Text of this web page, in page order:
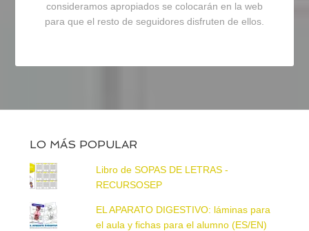
consideramos apropiados se colocarán en la web
para que el resto de seguidores disfruten de ellos.
LO MÁS POPULAR
Libro de SOPAS DE LETRAS -
RECURSOSEP
EL APARATO DIGESTIVO: láminas para
el aula y fichas para el alumno (ES/EN)